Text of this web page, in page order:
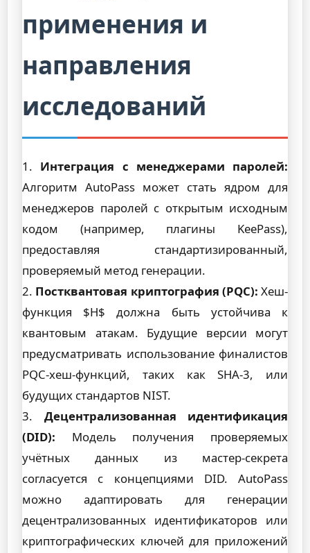
применения и
направления
исследований
1. Интеграция с менеджерами паролей:
Алгоритм AutoPass может стать ядром для
менеджеров паролей с открытым исходным
кодом (например, плагины KeePass),
предоставляя стандартизированный,
проверяемый метод генерации.
2. Постквантовая криптография (PQC): Хеш-
функция $H$ должна быть устойчива к
квантовым атакам. Будущие версии могут
предусматривать использование финалистов
PQC-хеш-функций, таких как SHA-3, или
будущих стандартов NIST.
3. Децентрализованная идентификация
(DID): Модель получения проверяемых
учётных данных из мастер-секрета
согласуется с концепциями DID. AutoPass
можно адаптировать для генерации
децентрализованных идентификаторов или
криптографических ключей для приложений